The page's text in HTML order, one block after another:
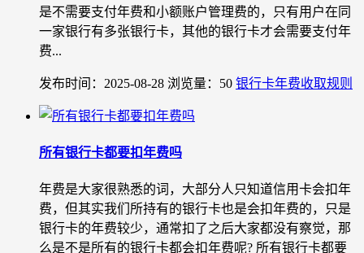
是不需要支付年费和小额账户管理费的，只有用户在同
一家银行有多张银行卡，其他的银行卡才会需要支付年
费...
发布时间：2025-08-28 浏览量：50 银行卡年费收取规则
所有银行卡都要扣年费吗
年费是大家很熟悉的词，大部分人只知道信用卡会扣年
费，但其实我们所持有的银行卡也是会扣年费的，只是
银行卡的年费较少，通常扣了之后大家都没有察觉，那
么是不是所有的银行卡都会扣年费呢? 所有银行卡都要